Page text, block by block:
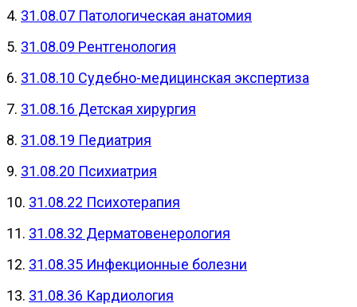
4. 31.08.07 Патологическая анатомия
5. 31.08.09 Рентгенология
6. 31.08.10 Судебно-медицинская экспертиза
7. 31.08.16 Детская хирургия
8. 31.08.19 Педиатрия
9. 31.08.20 Психиатрия
10. 31.08.22 Психотерапия
11. 31.08.32 Дерматовенерология
12. 31.08.35 Инфекционные болезни
13. 31.08.36 Кардиология